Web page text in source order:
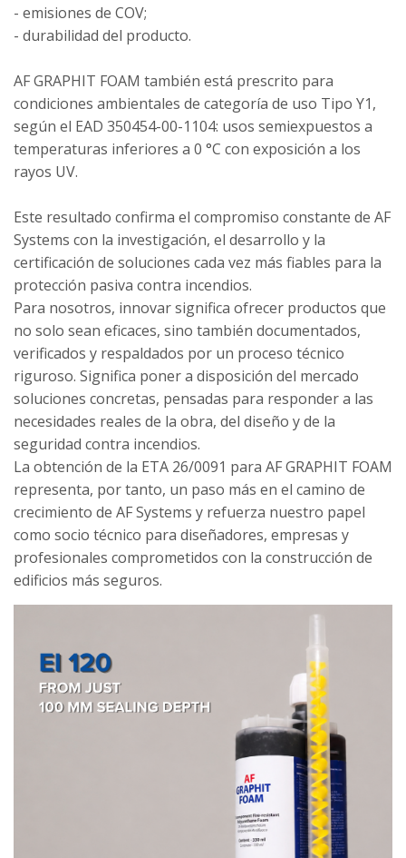
- emisiones de COV;
- durabilidad del producto.
AF GRAPHIT FOAM también está prescrito para
condiciones ambientales de categoría de uso Tipo Y1,
según el EAD 350454-00-1104: usos semiexpuestos a
temperaturas inferiores a 0 °C con exposición a los
rayos UV.
Este resultado confirma el compromiso constante de AF
Systems con la investigación, el desarrollo y la
certificación de soluciones cada vez más fiables para la
protección pasiva contra incendios.
Para nosotros, innovar significa ofrecer productos que
no solo sean eficaces, sino también documentados,
verificados y respaldados por un proceso técnico
riguroso. Significa poner a disposición del mercado
soluciones concretas, pensadas para responder a las
necesidades reales de la obra, del diseño y de la
seguridad contra incendios.
La obtención de la ETA 26/0091 para AF GRAPHIT FOAM
representa, por tanto, un paso más en el camino de
crecimiento de AF Systems y refuerza nuestro papel
como socio técnico para diseñadores, empresas y
profesionales comprometidos con la construcción de
edificios más seguros.